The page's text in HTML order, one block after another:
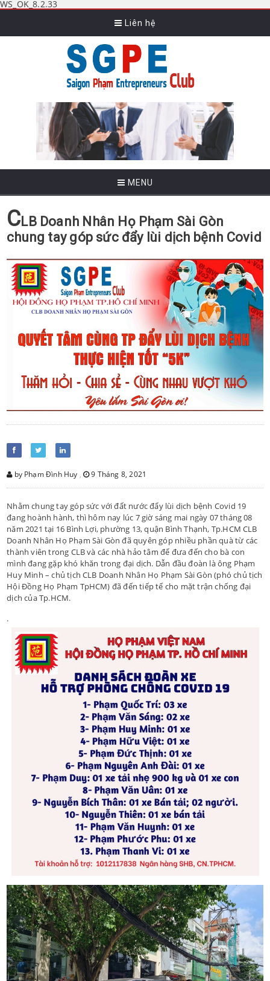
WS_OK_8.2.33
Liên hệ
MENU
CLB Doanh Nhân Họ Phạm Sài Gòn
chung tay góp sức đẩy lùi dịch bệnh Covid
by Phạm Đình Huy , 9 Tháng 8, 2021
Nhằm chung tay góp sức với đất nước đẩy lùi dịch bệnh Covid 19
đang hoành hành, thì hôm nay lúc 7 giờ sáng mai ngày 07 tháng 08
năm 2021 tại 16 Bình Lợi, phường 13, quận Bình Thạnh, Tp.HCM CLB
Doanh Nhân Họ Phạm Sài Gòn đã quyên góp nhiều phần quà từ các
thành viên trong CLB và các nhà hảo tâm để đưa đến cho bà con
mình đang gặp khó khăn trong đại dịch. Dẫn đầu đoàn là ông Phạm
Huy Minh – chủ tịch CLB Doanh Nhân Họ Phạm Sài Gòn (phó chủ tịch
Hội Đồng Họ Phạm TpHCM) đã đến tiếp tế cho mặt trận chống đại
dịch của Tp.HCM.
.